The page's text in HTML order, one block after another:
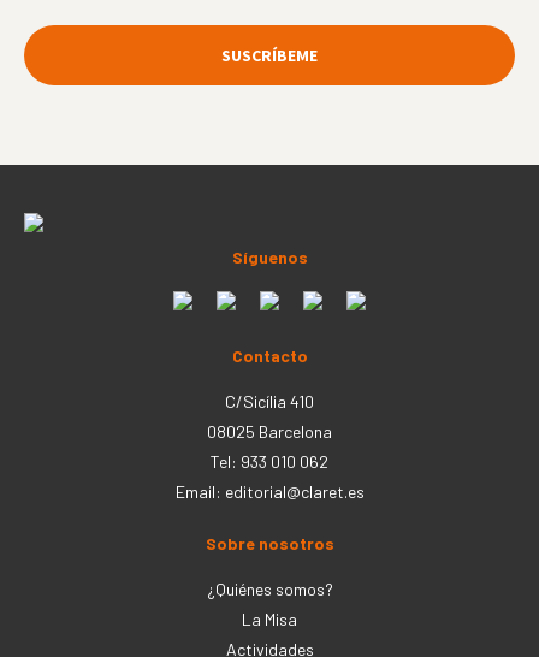
Síguenos
Contacto
C/Sicília 410
08025 Barcelona
Tel: 933 010 062
Email: editorial@claret.es
Sobre nosotros
¿Quiénes somos?
La Misa
Actividades